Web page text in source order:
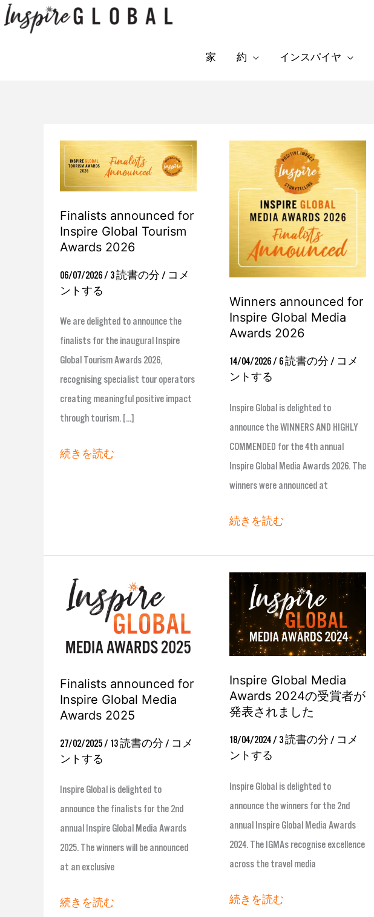
コ
ン
家 約 インスパイヤ
Finalists announced for
Inspire Global Tourism
Awards 2026
06/07/2026 / 3 読書の分 / コメ
ントする
We are delighted to announce the
finalists for the inaugural Inspire
Global Tourism Awards 2026,
recognising specialist tour operators
creating meaningful positive impact
through tourism. […]
Finalists
announced
for
Global
Tourism
2026
続きを読む
Winners announced for
Inspire Global Media
Awards 2026
14/04/2026 / 6 読書の分 / コメ
ントする
Inspire Global is delighted to
announce the WINNERS AND HIGHLY
COMMENDED for the 4th annual
Inspire Global Media Awards 2026. The
winners were announced at
Winners
announced
for
Awards
続きを読む
Finalists announced for
Inspire Global Media
Awards 2025
27/02/2025 / 13 読書の分 / コメ
ントする
Inspire Global is delighted to
announce the finalists for the 2nd
annual Inspire Global Media Awards
2025. The winners will be announced
at an exclusive
Finalists
announced
Inspire
Media
Awards
2025
続きを読む
Inspire Global Media
Awards 2024の受賞者が
発表されました
18/04/2024 / 3 読書の分 / コメ
ントする
Inspire Global is delighted to
announce the winners for the 2nd
annual Inspire Global Media Awards
2024. The IGMAs recognise excellence
across the travel media
Inspire
Global
Media
Awards
2024
の
受
賞
者
が
た
続きを読む